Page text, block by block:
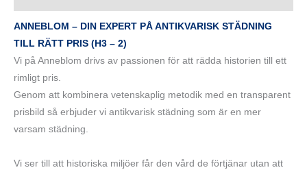
ANNEBLOM – DIN EXPERT PÅ ANTIKVARISK STÄDNING
TILL RÄTT PRIS (H3 – 2)
Vi på Anneblom drivs av passionen för att rädda historien till ett
rimligt pris.
Genom att kombinera vetenskaplig metodik med en transparent
prisbild så erbjuder vi antikvarisk städning som är en mer
varsam städning.
Vi ser till att historiska miljöer får den vård de förtjänar utan att